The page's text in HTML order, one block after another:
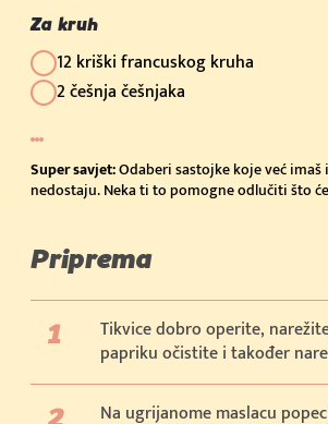
Za kruh
12 kriški francuskog kruha
2 češnja češnjaka
Super savjet:Odaberi sastojke koje već
nedostaju. Neka ti to pomogne odlučiti što
Priprema
Tikvice dobro operite,
papriku očistite i također
Na ugrijanome maslacu